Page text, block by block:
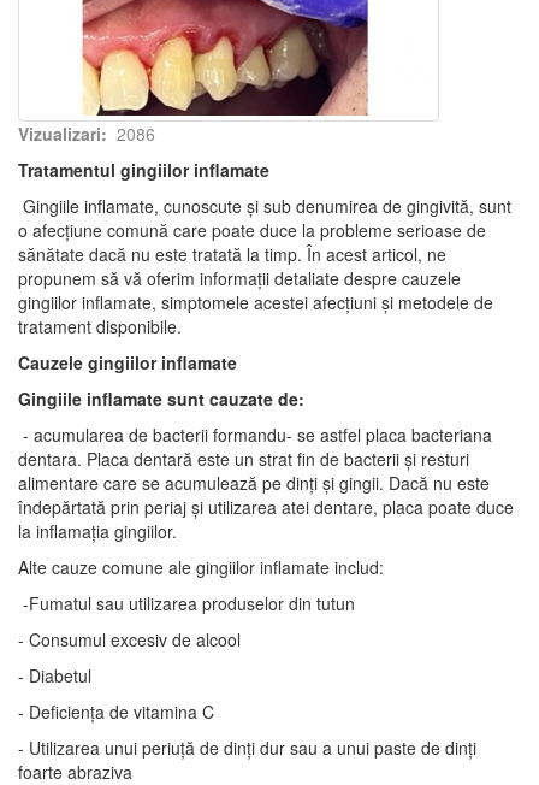
Vizualizari: 2086
Tratamentul gingiilor inflamate
Gingiile inflamate, cunoscute și sub denumirea de gingivită, sunt
o afecțiune comună care poate duce la probleme serioase de
sănătate dacă nu este tratată la timp. În acest articol, ne
propunem să vă oferim informații detaliate despre cauzele
gingiilor inflamate, simptomele acestei afecțiuni și metodele de
tratament disponibile.
Cauzele gingiilor inflamate
Gingiile inflamate sunt cauzate de:
- acumularea de bacterii formandu- se astfel placa bacteriana
dentara. Placa dentară este un strat fin de bacterii și resturi
alimentare care se acumulează pe dinți și gingii. Dacă nu este
îndepărtată prin periaj și utilizarea atei dentare, placa poate duce
la inflamația gingiilor.
Alte cauze comune ale gingiilor inflamate includ:
-Fumatul sau utilizarea produselor din tutun
- Consumul excesiv de alcool
- Diabetul
- Deficiența de vitamina C
- Utilizarea unui periuță de dinți dur sau a unui paste de dinți
foarte abraziva